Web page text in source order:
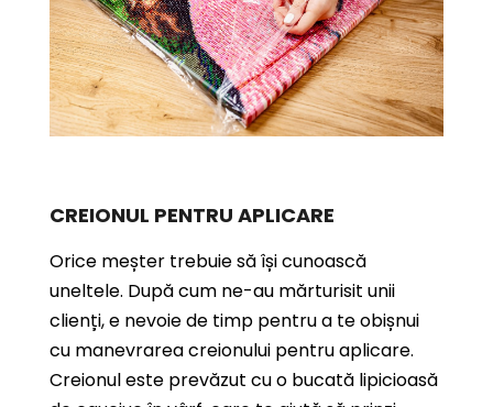
CREIONUL PENTRU APLICARE
Orice meșter trebuie să își cunoască
uneltele. După cum ne-au mărturisit unii
clienți, e nevoie de timp pentru a te obișnui
cu manevrarea creionului pentru aplicare.
Creionul este prevăzut cu o bucată lipicioasă